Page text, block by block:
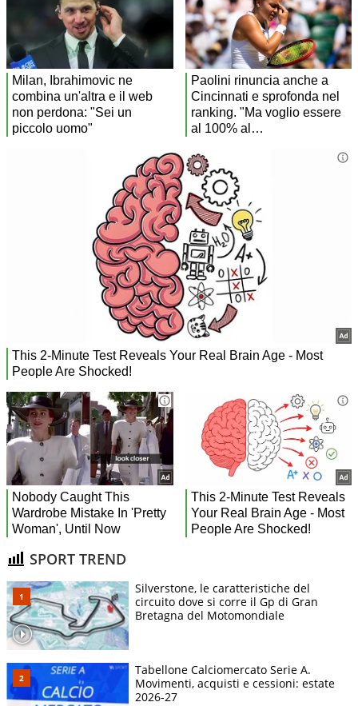
SPORT TREND
Silverstone, le caratteristiche del
circuito dove si corre il Gp di Gran
Bretagna del Motomondiale
Tabellone Calciomercato Serie A.
Movimenti, acquisti e cessioni: estate
2026-27